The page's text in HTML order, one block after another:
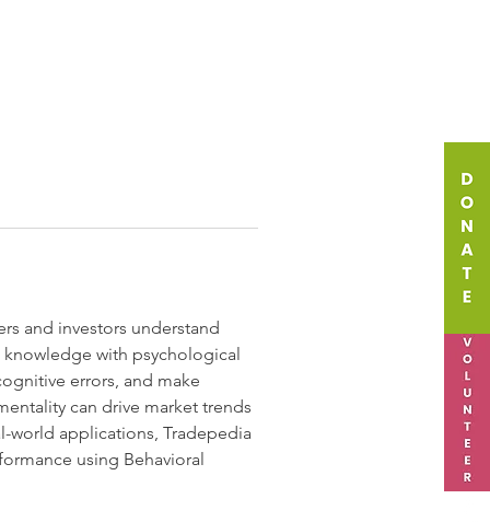
and investors understand
with psychological
errors, and make
can drive market trends
world applications, Tradepedia
using Behavioral